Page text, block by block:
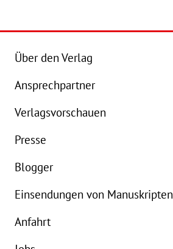
Über den Verlag
Ansprechpartner
Verlagsvorschauen
Presse
Blogger
Einsendungen von Manuskripten
Anfahrt